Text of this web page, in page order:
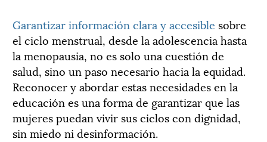
Garantizar información clara y accesible sobre
el ciclo menstrual, desde la adolescencia hasta
la menopausia, no es solo una cuestión de
salud, sino un paso necesario hacia la equidad.
Reconocer y abordar estas necesidades en la
educación es una forma de garantizar que las
mujeres puedan vivir sus ciclos con dignidad,
sin miedo ni desinformación.